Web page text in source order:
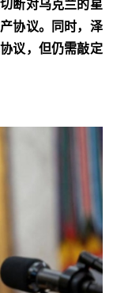
断对乌克兰的星
协议。同时，泽
议，但仍需敲定